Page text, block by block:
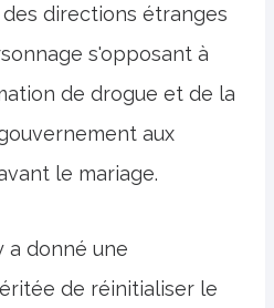
directions étranges
s'opposant à
de drogue et de la
aux
le mariage.
a donné une
de réinitialiser le